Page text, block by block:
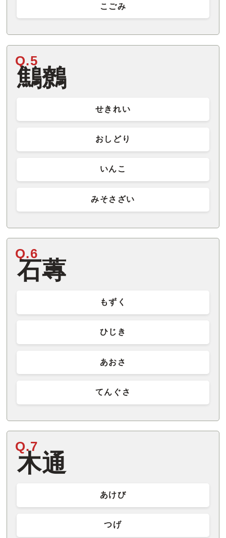
こごみ
Q.5
鷦鷯
せきれい
おしどり
いんこ
みそさざい
Q.6
石蓴
もずく
ひじき
あおさ
てんぐさ
Q.7
木通
あけび
つげ